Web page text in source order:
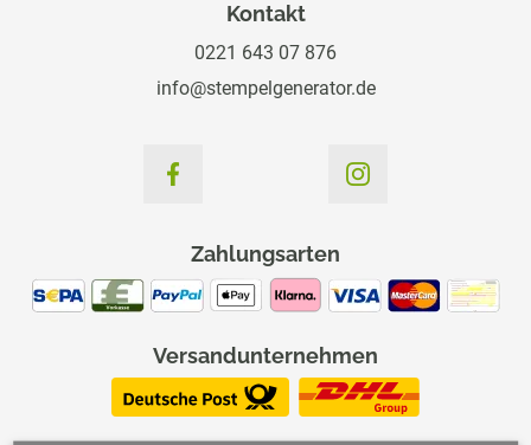
Kontakt
0221 643 07 876
info@stempelgenerator.de
Zahlungsarten
Versandunternehmen